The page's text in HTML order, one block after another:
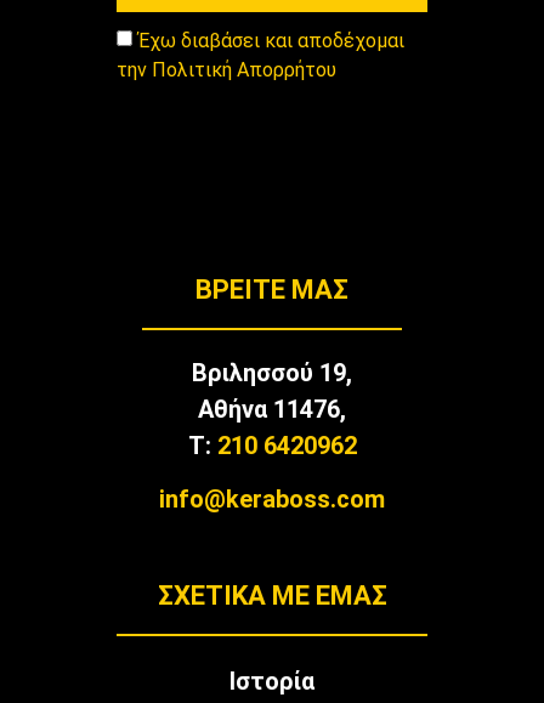
Έχω διαβάσει και αποδέχομαι
την Πολιτική Απορρήτου
BΡΕΊΤΕ ΜΑΣ
Βριλησσού 19,
Αθήνα 11476,
T: 210 6420962
info@keraboss.com
ΣΧΕΤΙΚΑ ΜΕ ΕΜΑΣ
Ιστορία